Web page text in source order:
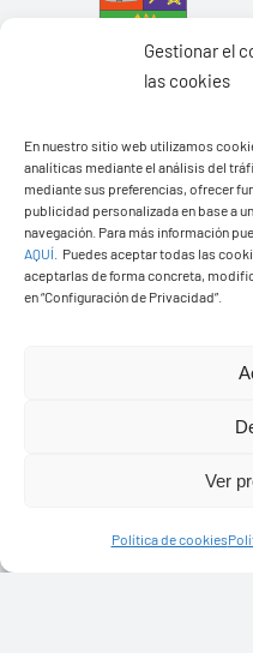
Gestionar el
las cookies
En nuestro sitio web utilizamos
analíticas mediante el análisis del
mediante sus preferencias, ofrecer
publicidad personalizada en base a
navegación. Para más información
AQUÍ
Puedes aceptar todas las
aceptarlas de forma concreta,
en “Configuración de Privacidad”.
Ver
Política de cookies
Ayuntamiento de Yaiza
Pza. de Los Remedios, 1
35570 – Yaiza
Tel:928 83 62 20
Diseño web